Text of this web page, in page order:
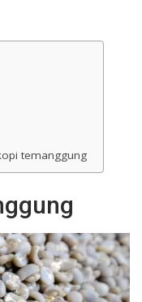
temanggung